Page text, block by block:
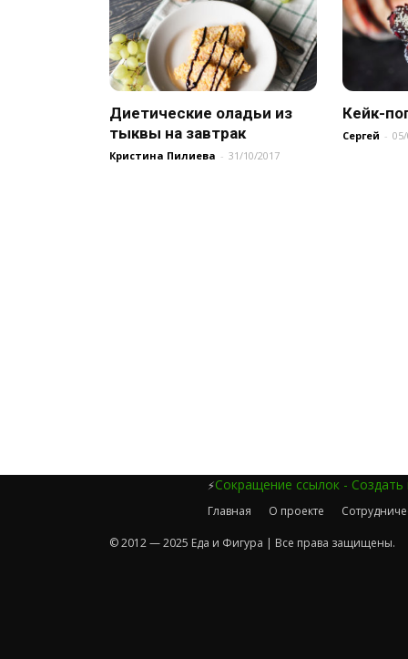
Диетические оладьи из
тыквы на завтрак
Кристина Пилиева - 31/10/2017
Кейк-
Сергей -
⚡Сокращение ссылок - Создать
Главная О проекте
© 2012 — 2025 Еда и Фигура | Все права защищены.